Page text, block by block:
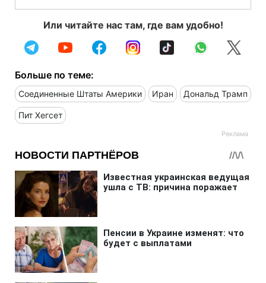
Или читайте нас там, где вам удобно!
Больше по теме:
Соединенные Штаты Америки Иран Дональд Трамп
Пит Хегсет